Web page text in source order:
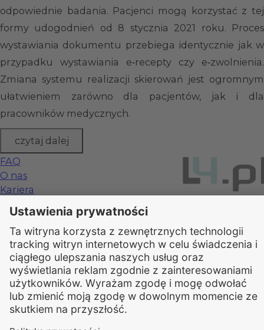
odpowiednie badania. Pacjenci mogą korzystać z tej
formy udogodnień od 8 stycznia 2021 roku. Proces
wystawiania dokumentu przebiega identycznie jak w
przypadku wystawiania e‑recepty czy e‑zwolnienia.
Zmiana systemu realizacji skierowań jest ogromnym
ułatwieniem zarówno dla pacjentów, jak i dla
pracowników medycznych.
czytaj dalej
FAQ
O nas
Kariera
Cennik
Regulamin
Dla Pacjenta
Polityka Cookies
Polityka Prywatności
RODO
Rzecznik Praw Pacjenta
Internetowe Konto Pacjenta